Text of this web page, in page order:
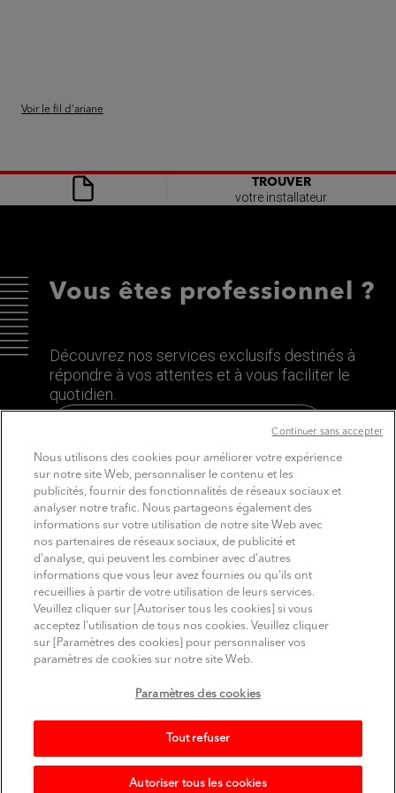
Voir le fil d'ariane
TROUVER
votre installateur
Vous êtes professionnel ?
Découvrez nos services exclusifs destinés à
répondre à vos attentes et à vous faciliter le
quotidien.
Découvrez le site dédié aux Pros
SUIVEZ MITSUBISHI ELECTRIC
YoutubeLinkedinInstagram
Comptes officiels sur les réseaux sociaux
© Mitsubishi Electric Europe B.V.
Politique relative aux cookies
Mentions légales
Nous utilisons des cookies pour améliorer votre expérience
sur notre site Web, personnaliser le contenu et les
publicités, fournir des fonctionnalités de réseaux sociaux et
analyser notre trafic. Nous partageons également des
informations sur votre utilisation de notre site Web avec
nos partenaires de réseaux sociaux, de publicité et
d'analyse, qui peuvent les combiner avec d'autres
informations que vous leur avez fournies ou qu'ils ont
recueillies à partir de votre utilisation de leurs services.
Veuillez cliquer sur [Autoriser tous les cookies] si vous
acceptez l'utilisation de tous nos cookies. Veuillez cliquer
sur [Paramètres des cookies] pour personnaliser vos
paramètres de cookies sur notre site Web.
Paramètres des cookies
Tout refuser
Autoriser tous les cookies
Continuer sans accepter